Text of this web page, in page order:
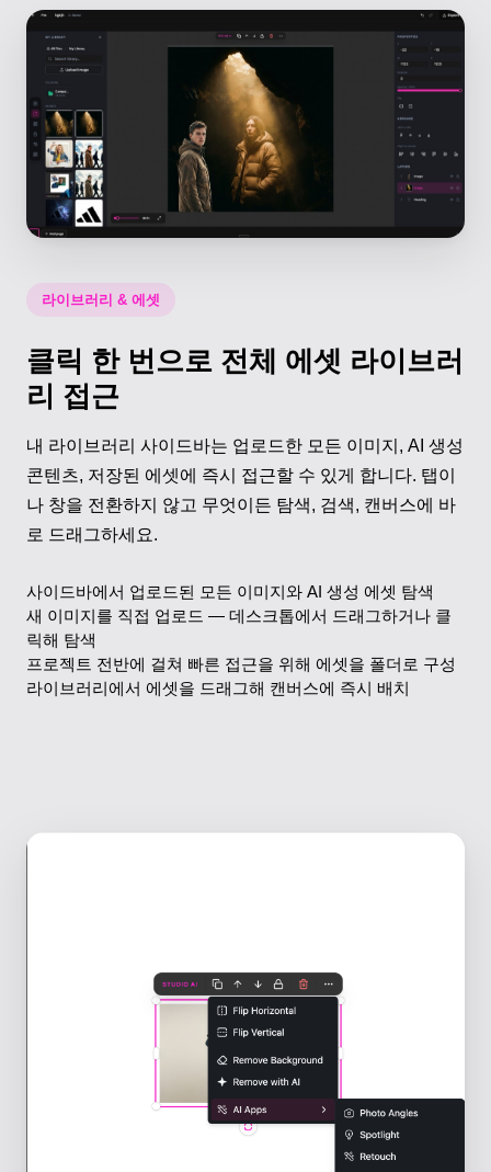
라이브러리 & 에셋
클릭 한 번으로 전체 에셋 라이브러
리 접근
내 라이브러리 사이드바는 업로드한 모든 이미지, AI 생성
콘텐츠, 저장된 에셋에 즉시 접근할 수 있게 합니다. 탭이
나 창을 전환하지 않고 무엇이든 탐색, 검색, 캔버스에 바
로 드래그하세요.
사이드바에서 업로드된 모든 이미지와 AI 생성 에셋 탐색
새 이미지를 직접 업로드 — 데스크톱에서 드래그하거나 클
릭해 탐색
프로젝트 전반에 걸쳐 빠른 접근을 위해 에셋을 폴더로 구성
라이브러리에서 에셋을 드래그해 캔버스에 즉시 배치